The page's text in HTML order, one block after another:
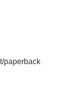
paperback